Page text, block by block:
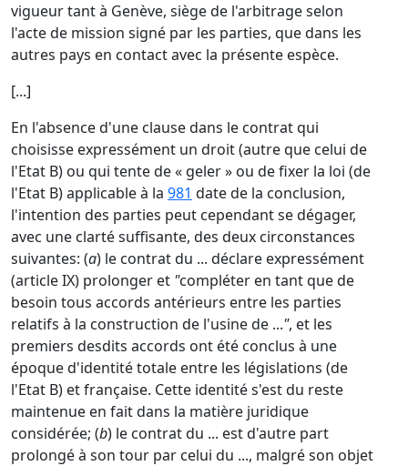
vigueur tant à Genève, siège de l'arbitrage selon
l'acte de mission signé par les parties, que dans les
autres pays en contact avec la présente espèce.
[...]
En l'absence d'une clause dans le contrat qui
choisisse expressément un droit (autre que celui de
l'Etat B) ou qui tente de « geler » ou de fixer la loi (de
l'Etat B) applicable à la 981 date de la conclusion,
l'intention des parties peut cependant se dégager,
avec une clarté suffisante, des deux circonstances
suivantes: (a) le contrat du ... déclare expressément
(article IX) prolonger et "compléter en tant que de
besoin tous accords antérieurs entre les parties
relatifs à la construction de l'usine de ...", et les
premiers desdits accords ont été conclus à une
époque d'identité totale entre les législations (de
l'Etat B) et française. Cette identité s'est du reste
maintenue en fait dans la matière juridique
considérée; (b) le contrat du ... est d'autre part
prolongé à son tour par celui du ..., malgré son objet